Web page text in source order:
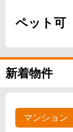
ペット可
新着物件
マンション